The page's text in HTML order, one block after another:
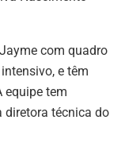
com quadro
e têm
equipe tem
diretora técnica do